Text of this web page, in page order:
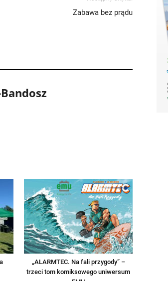
Zabawa bez prądu
„ALARMTEC. Na fali przygody” –
trzeci tom komiksowego uniwersum